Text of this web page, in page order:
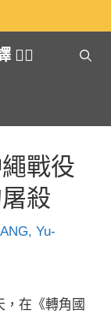
🏳️‍🌈
戰役
殺
Yu-
在《轉角國